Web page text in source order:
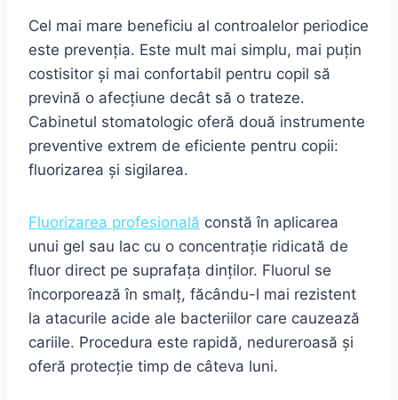
Cel mai mare beneficiu al controalelor periodice
este prevenția. Este mult mai simplu, mai puțin
costisitor și mai confortabil pentru copil să
prevină o afecțiune decât să o trateze.
Cabinetul stomatologic oferă două instrumente
preventive extrem de eficiente pentru copii:
fluorizarea și sigilarea.
Fluorizarea profesională constă în aplicarea
unui gel sau lac cu o concentrație ridicată de
fluor direct pe suprafața dinților. Fluorul se
încorporează în smalț, făcându-l mai rezistent
la atacurile acide ale bacteriilor care cauzează
cariile. Procedura este rapidă, nedureroasă și
oferă protecție timp de câteva luni.